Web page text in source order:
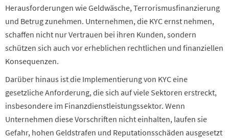
Herausforderungen wie Geldwäsche, Terrorismusfinanzierung
und Betrug zunehmen. Unternehmen, die KYC ernst nehmen,
schaffen nicht nur Vertrauen bei ihren Kunden, sondern
schützen sich auch vor erheblichen rechtlichen und finanziellen
Konsequenzen.
Darüber hinaus ist die Implementierung von KYC eine
gesetzliche Anforderung, die sich auf viele Sektoren erstreckt,
insbesondere im Finanzdienstleistungssektor. Wenn
Unternehmen diese Vorschriften nicht einhalten, laufen sie
Gefahr, hohen Geldstrafen und Reputationsschäden ausgesetzt